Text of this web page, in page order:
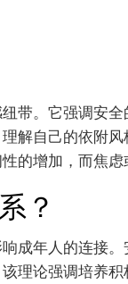
带。它强调安
解自己的依附
的增加，而焦虑
？
成年人的连接
理论强调培养